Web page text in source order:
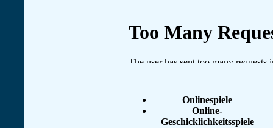
Onlinespiele
Online-
Geschicklichkeitsspiele